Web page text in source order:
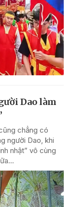
Dao làm
chẳng có
người Dao, khi
nhật” vô cùng